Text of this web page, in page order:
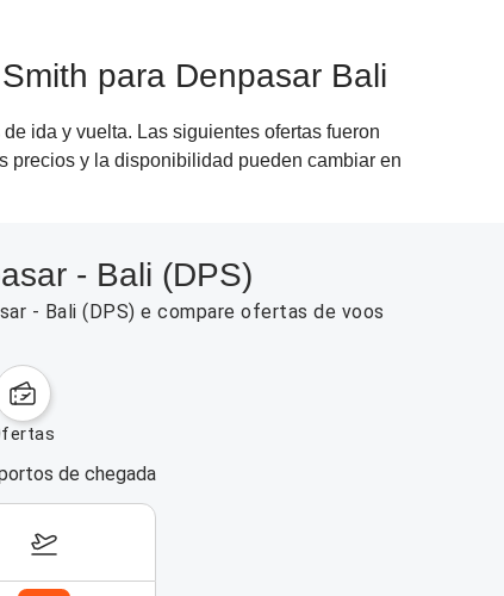
para Denpasar Bali
ida y vuelta. Las siguientes ofertas fueron
precios y la disponibilidad pueden cambiar en
- Bali (DPS)
- Bali (DPS) e compare ofertas de voos
ofertas
de chegada
17–23 de agosto de 2026